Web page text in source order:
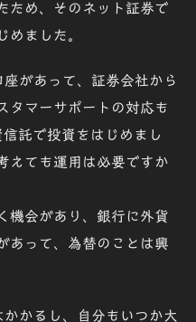
ため、そのネット証券で
めました。
があって、証券会社から
タマーサポートの対応も
託で投資をはじめまし
えても運用は必要ですか
機会があり、銀行に外貨
あって、為替のことは興
かるし、自分もいつか大